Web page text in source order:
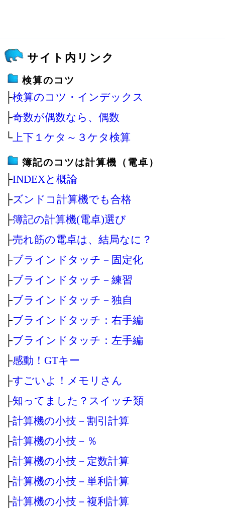
サイト内リンク
検算のコツ
├検算のコツ・インデックス
├奇数が偶数なら、偶数
└ 上下１ケタ～３ケタ検算
簿記のコツは計算機（電卓）
├INDEXと概論
├ズンドコ計算機でも合格
├簿記の計算機(電卓)選び
├売れ筋の電卓は、結局なに？
├ブラインドタッチ－固定化
├ブラインドタッチ－練習
├ブラインドタッチ－独自
├ブラインドタッチ：右手編
├ブラインドタッチ：左手編
├感動！GTキー
├すごいよ！メモリさん
├知ってました？スイッチ類
├計算機の小技－割引計算
├計算機の小技－％
├計算機の小技－定数計算
├計算機の小技－単利計算
├計算機の小技－複利計算